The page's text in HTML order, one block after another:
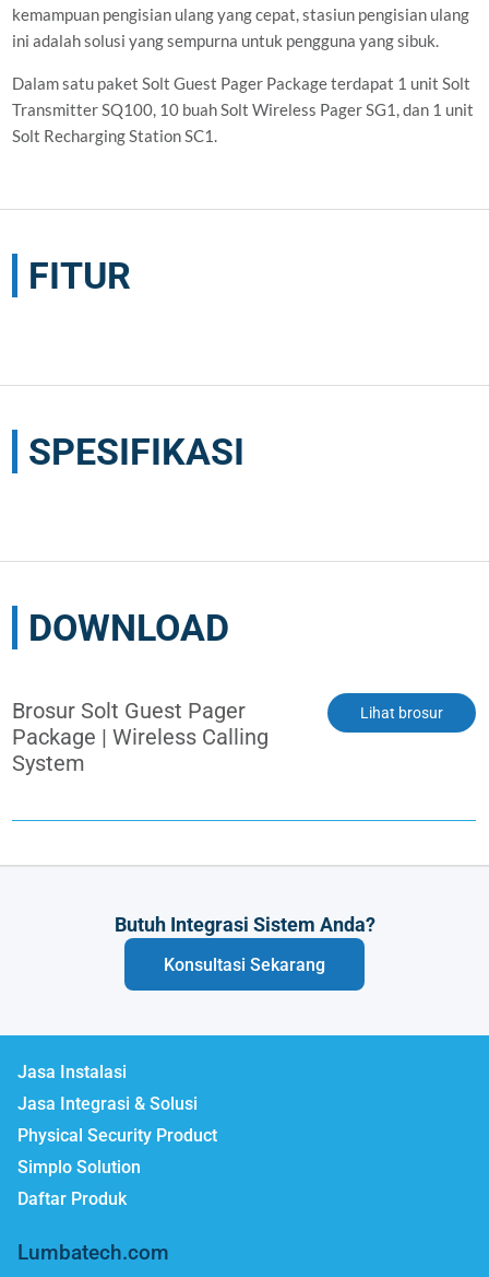
kemampuan pengisian ulang yang cepat, stasiun pengisian ulang
ini adalah solusi yang sempurna untuk pengguna yang sibuk.
Dalam satu paket Solt Guest Pager Package terdapat 1 unit Solt
Transmitter SQ100, 10 buah Solt Wireless Pager SG1, dan 1 unit
Solt Recharging Station SC1.
FITUR
SPESIFIKASI
DOWNLOAD
Brosur Solt Guest Pager
Package | Wireless Calling
System
Lihat brosur
Butuh Integrasi Sistem Anda?
Konsultasi Sekarang
Jasa Instalasi
Jasa Integrasi & Solusi
Physical Security Product
Simplo Solution
Daftar Produk
Lumbatech.com